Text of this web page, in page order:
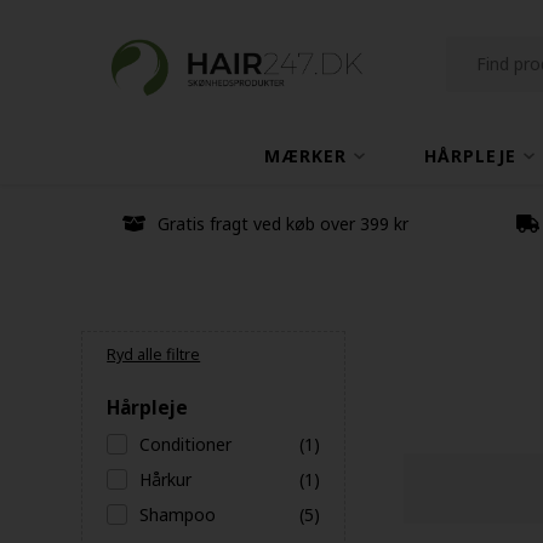
MÆRKER HÅRPLEJE
Gratis fragt ved køb over 399 kr
Ryd alle filtre
Hårpleje
Conditioner
(1)
Hårkur
(1)
Shampoo
(5)